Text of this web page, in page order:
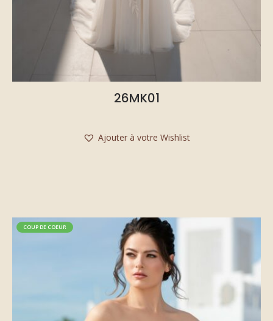
26MK01
Ajouter à votre Wishlist
COUP DE COEUR